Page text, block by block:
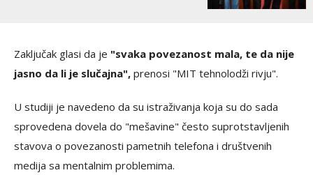
Zaključak glasi da je "svaka povezanost mala, te da nije
jasno da li je slučajna", prenosi "MIT tehnolodži rivju".
U studiji je navedeno da su istraživanja koja su do sada
sprovedena dovela do "mešavine" često suprotstavljenih
stavova o povezanosti pametnih telefona i društvenih
medija sa mentalnim problemima.